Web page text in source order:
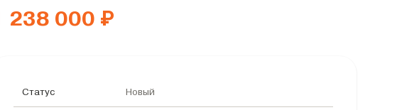
238 000 ₽
Статус Новый